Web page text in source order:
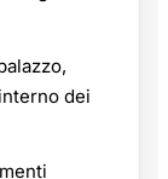
dei